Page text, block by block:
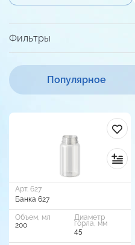
Популярное
Фильтры
Арт. 627
Банка 627
Объем, мл
200
Диаметр
горла, мм
45